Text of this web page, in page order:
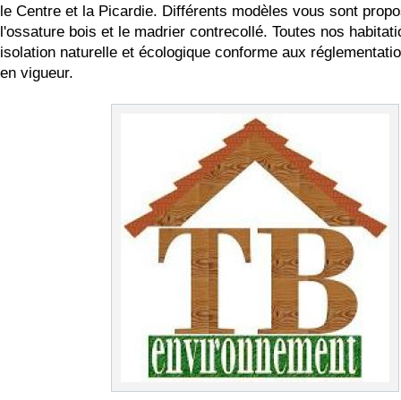
le Centre et la Picardie. Différents modèles vous sont
l'ossature bois et le madrier contrecollé. Toutes nos
isolation naturelle et écologique conforme aux
en vigueur.